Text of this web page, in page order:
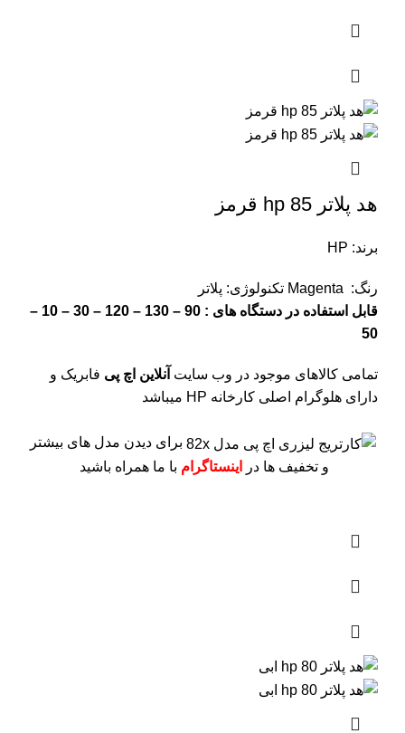
هد پلاتر 85 hp قرمز
برند: HP
رنگ: Magenta
تکنولوژی: پلاتر
قابل استفاده در دستگاه های : 90 – 130 – 120 – 30 – 10 –
50
تمامی کالاهای موجود در وب سایت آنلاین اچ پی فابریک و
دارای هلوگرام اصلی کارخانه HP میباشد
برای دیدن مدل های بیشتر
و تخفیف ها در
اینستاگرام با ما همراه باشید